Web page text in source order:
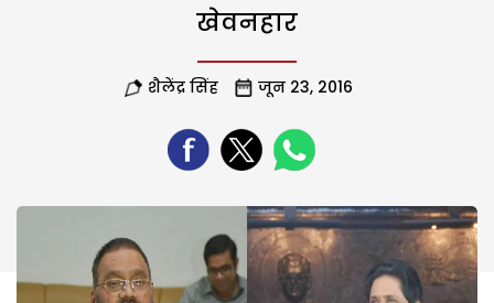
खेवनहार
शैलेंद्र सिंह जून 23, 2016